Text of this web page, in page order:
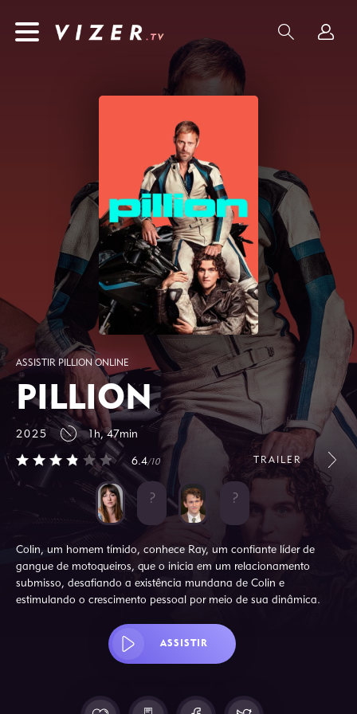
ASSISTIR PILLION ONLINE
PILLION
2025 1h, 47min
6.4/10 TRAILER
Colin, um homem tímido, conhece Ray, um confiante líder de
gangue de motoqueiros, que o inicia em um relacionamento
submisso, desafiando a existência mundana de Colin e
estimulando o crescimento pessoal por meio de sua dinâmica.
ASSISTIR